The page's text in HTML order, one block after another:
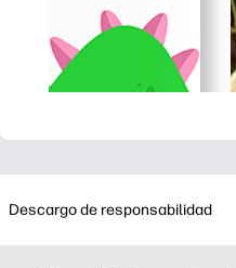
Descargo de responsabilidad